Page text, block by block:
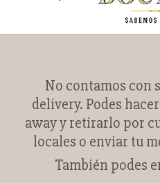
No contamos con
delivery. Podes
away y retirarlo por
locales o enviar tu
También podes